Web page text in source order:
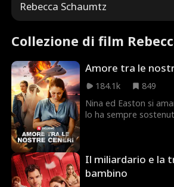
Rebecca Schaumtz
Collezione di film
Amore tra le
184.1k
849
Nina ed Easton si
lo ha sempre
continue intromissioni
Nina decide di
Il miliardario e la
bambino